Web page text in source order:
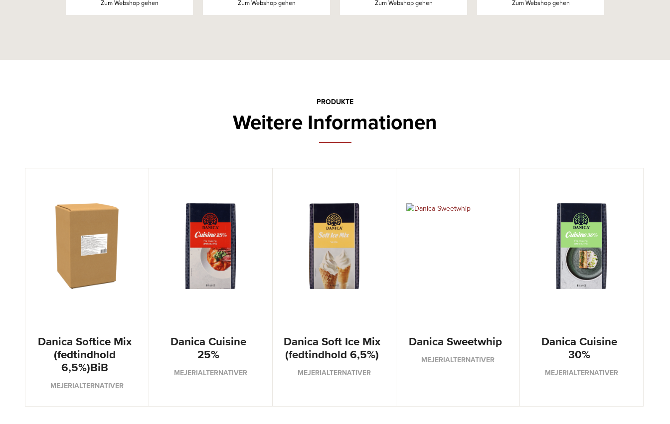
Zum Webshop gehen Zum Webshop gehen Zum Webshop gehen Zum Webshop gehen
PRODUKTE
Weitere Informationen
Danica Softice Mix
(fedtindhold
6,5%)BiB
MEJERIALTERNATIVER
Danica Cuisine
25%
MEJERIALTERNATIVER
Danica Soft Ice Mix
(fedtindhold 6,5%)
MEJERIALTERNATIVER
Danica Sweetwhip
MEJERIALTERNATIVER
Danica Cuisine
30%
MEJERIALTERNATIVER